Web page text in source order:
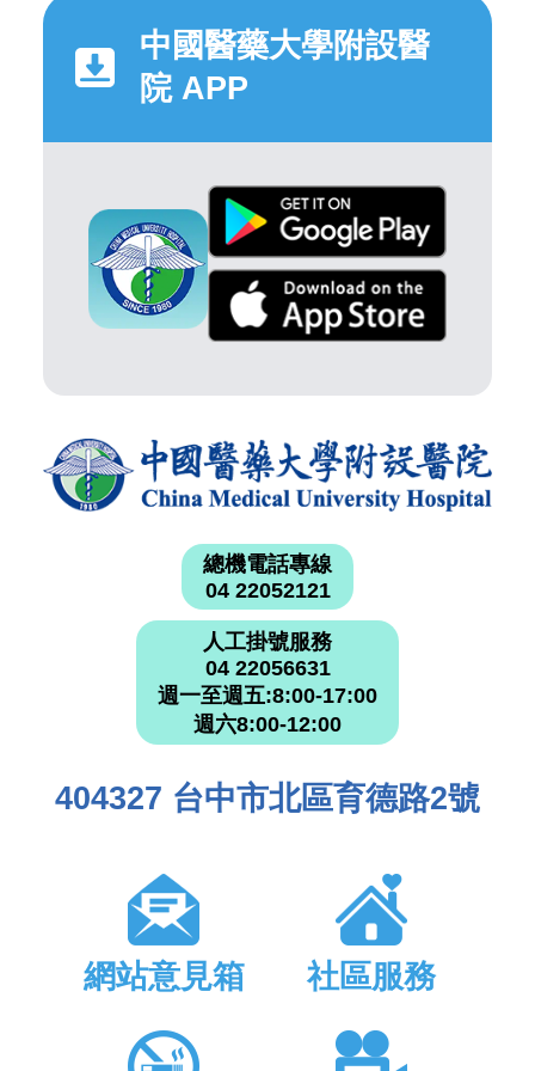
中國醫藥大學附設醫
院 APP
總機電話專線
04 22052121
人工掛號服務
04 22056631
週一至週五:8:00-17:00
週六8:00-12:00
404327 台中市北區育德路2號
網站意見箱 社區服務